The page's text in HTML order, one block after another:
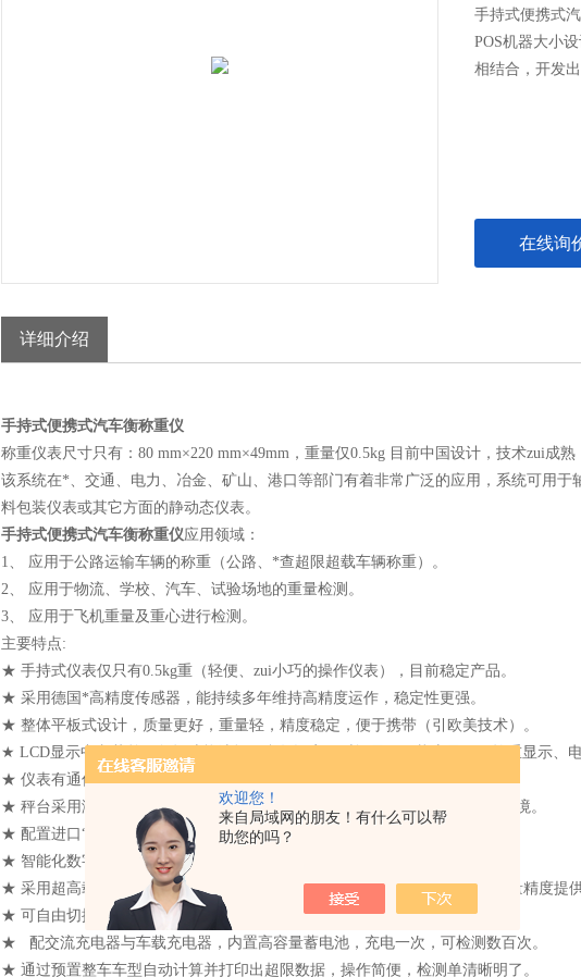
欢迎您！
来自局域网的朋友！有什么可以帮
助您的吗？
手持式便携式
POS机器大小
相结合，开发
在线询
详细介绍
手持式便携式汽车衡称重仪
称重仪表尺寸只有：80 mm×220 mm×49mm，重量仅0.5kg 目前中国设计，技术zui成
该系统在*、交通、电力、冶金、矿山、港口等部门有着非常广泛的应用，系统可用
料包装仪表或其它方面的静动态仪表。
手持式便携式汽车衡称重仪应用领域：
1、 应用于公路运输车辆的称重（公路、*查超限超载车辆称重）。
2、 应用于物流、学校、汽车、试验场地的重量检测。
3、 应用于飞机重量及重心进行检测。
主要特点:
★ 手持式仪表仅只有0.5kg重（轻便、zui小巧的操作仪表），目前稳定产品。
★ 采用德国*高精度传感器，能持续多年维持高精度运作，稳定性更强。
★ 整体平板式设计，质量更好，重量轻，精度稳定，便于携带（引欧美技术）。
★ LCD显示中文菜单，包括功能选择、参数设定、时间显示、状态显示、轮重显示、
★ 仪表有通信接口，可与电脑进行通信
★ 秤台采用激光焊接一次成型、密封效果*、防水性强，可适应任何复杂的环境。
★ 配置进口“轻便型橡胶引桥”，利于减小冲击且稳定称重效果。
★ 智能化数字无线传输，无需任何引线连接，使用更方便简洁。
★ 采用超高载频无线传输技术，有力提高了该系统的抗干扰能力，为系统测量精度提供
★ 可自由切换“单秤台”或“双秤台”称重检测，方便、高效、实用。
★ 配交流充电器与车载充电器，内置高容量蓄电池，充电一次，可检测数百次。
★ 通过预置整车车型自动计算并打印出超限数据，操作简便，检测单清晰明了。